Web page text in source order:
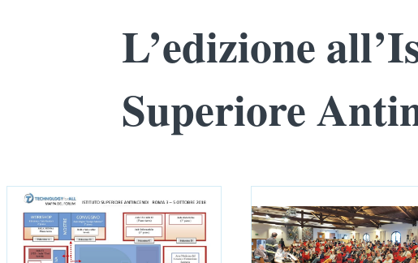
L’edizione
Superiore